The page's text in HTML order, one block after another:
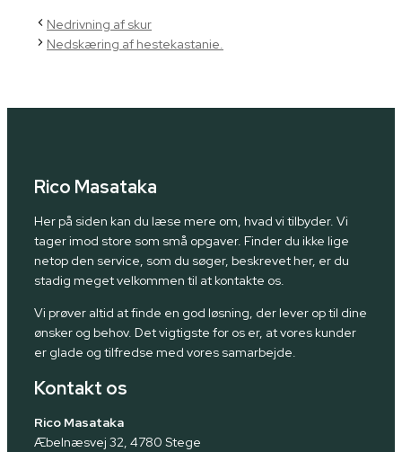
Nedrivning af skur
Nedskæring af hestekastanie.
Rico Masataka
Her på siden kan du læse mere om, hvad vi tilbyder. Vi
tager imod store som små opgaver. Finder du ikke lige
netop den service, som du søger, beskrevet her, er du
stadig meget velkommen til at kontakte os.
Vi prøver altid at finde en god løsning, der lever op til dine
ønsker og behov. Det vigtigste for os er, at vores kunder
er glade og tilfredse med vores samarbejde.
Kontakt os
Rico Masataka
Æbelnæsvej 32, 4780 Stege